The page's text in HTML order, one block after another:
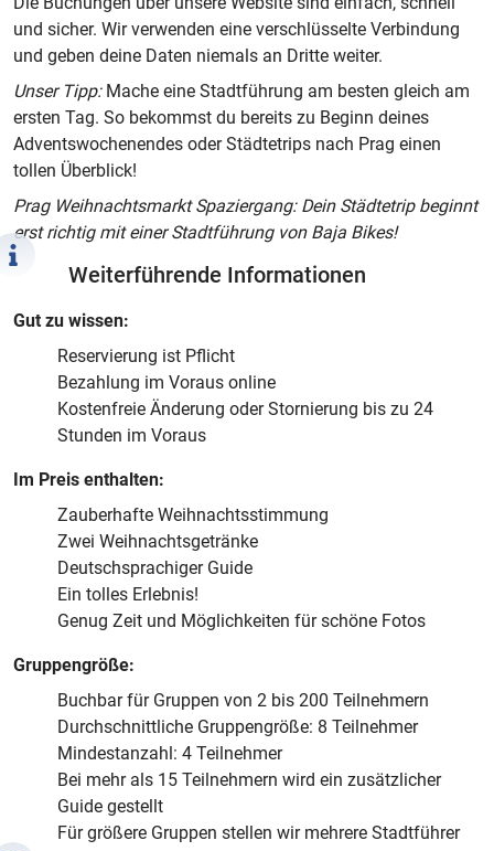
und sicher. Wir verwenden eine verschlüsselte Verbindung
und geben deine Daten niemals an Dritte weiter.
Unser Tipp: Mache eine Stadtführung am besten gleich am
ersten Tag. So bekommst du bereits zu Beginn deines
Adventswochenendes oder Städtetrips nach Prag einen
tollen Überblick!
Prag Weihnachtsmarkt Spaziergang: Dein Städtetrip beginnt
erst richtig mit einer Stadtführung von Baja Bikes!
Weiterführende Informationen
Gut zu wissen:
Reservierung ist Pflicht
Bezahlung im Voraus online
Kostenfreie Änderung oder Stornierung bis zu 24
Stunden im Voraus
Im Preis enthalten:
Zauberhafte Weihnachtsstimmung
Zwei Weihnachtsgetränke
Deutschsprachiger Guide
Ein tolles Erlebnis!
Genug Zeit und Möglichkeiten für schöne Fotos
Gruppengröße:
Buchbar für Gruppen von 2 bis 200 Teilnehmern
Durchschnittliche Gruppengröße: 8 Teilnehmer
Mindestanzahl: 4 Teilnehmer
Bei mehr als 15 Teilnehmern wird ein zusätzlicher
Guide gestellt
Für größere Gruppen stellen wir mehrere Stadtführer